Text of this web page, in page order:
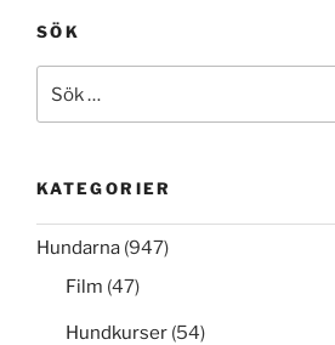
SÖK
efter:
KATEGORIER
Hundarna (947)
Film (47)
Hundkurser (54)